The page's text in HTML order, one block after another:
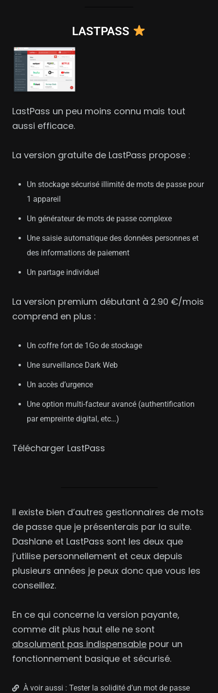
LASTPASS
LastPass un peu moins connu mais tout
aussi efficace.
La version gratuite de LastPass propose :
Un stockage sécurisé illimité de mots de passe pour
1 appareil
Un générateur de mots de passe complexe
Une saisie automatique des données personnes et
des informations de paiement
Un partage individuel
La version premium débutant à 2.90 €/mois
comprend en plus :
Un coffre fort de 1Go de stockage
Une surveillance Dark Web
Un accès d’urgence
Une option multi-facteur avancé (authentification
par empreinte digital, etc…)
Télécharger LastPass
Il existe bien d’autres gestionnaires de mots
de passe que je présenterais par la suite.
Dashlane et LastPass sont les deux que
j’utilise personnellement et ceux depuis
plusieurs années je peux donc que vous les
conseillez.
En ce qui concerne la version payante,
comme dit plus haut elle ne sont
absolument pas indispensable pour un
fonctionnement basique et sécurisé.
À voir aussi : Tester la solidité d’un mot de passe